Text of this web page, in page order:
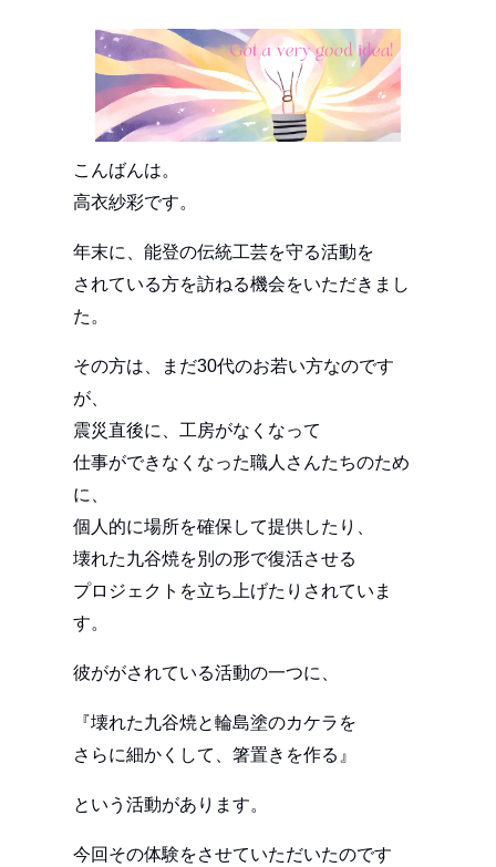
こんばんは。
高衣紗彩です。
年末に、能登の伝統工芸を守る活動を
されている方を訪ねる機会をいただきまし
た。
その方は、まだ30代のお若い方なのです
が、
震災直後に、工房がなくなって
仕事ができなくなった職人さんたちのため
に、
個人的に場所を確保して提供したり、
壊れた九谷焼を別の形で復活させる
プロジェクトを立ち上げたりされていま
す。
彼ががされている活動の一つに、
『壊れた九谷焼と輪島塗のカケラを
さらに細かくして、箸置きを作る』
という活動があります。
今回その体験をさせていただいたのです